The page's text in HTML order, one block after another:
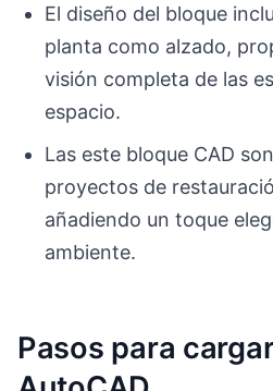
El diseño del bloque
planta como alzado,
visión completa de las
espacio.
Las este bloque CAD
proyectos de
añadiendo un toque
ambiente.
Pasos para